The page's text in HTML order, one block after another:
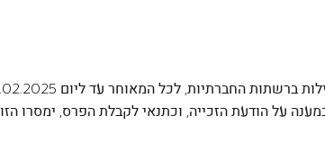
על הודעת הזכייה, וכתנאי לקבלת הפרס, ימסרו